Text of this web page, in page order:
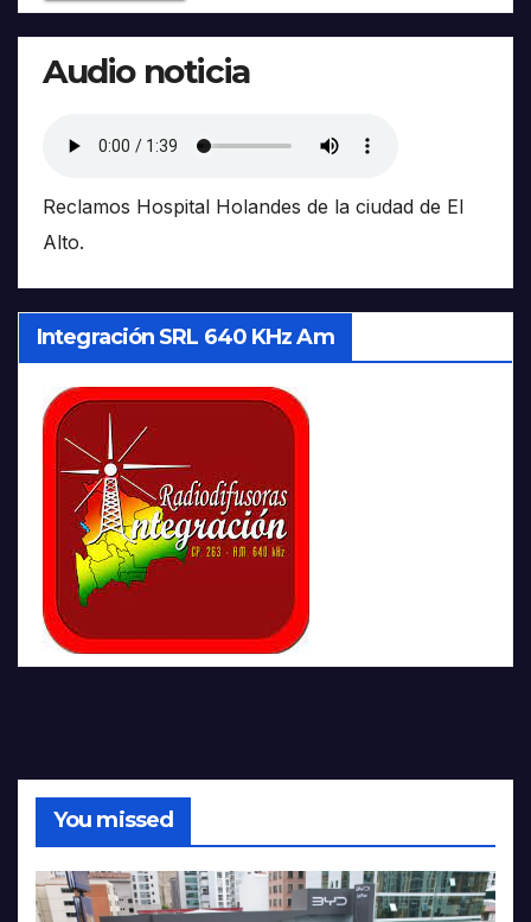
Audio noticia
Reclamos Hospital Holandes de la ciudad de El
Alto.
Integración SRL 640 KHz Am
You missed